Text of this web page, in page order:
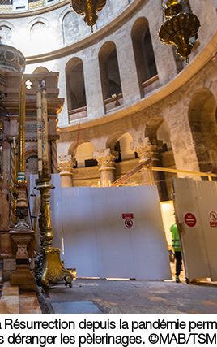
depuis la pandémie
déranger les pèlerinages. ©MAB/TSM